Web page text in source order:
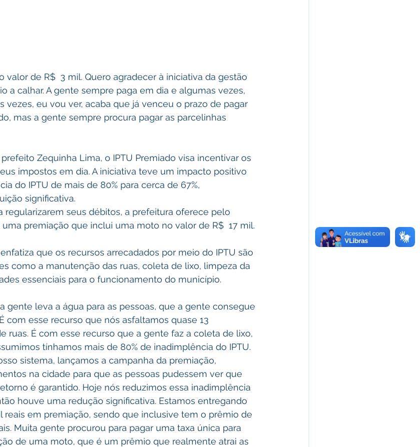
valor de R$  3 mil. Quero agradecer à iniciativa da gestão
a calhar. A gente sempre paga em dia e algumas vezes,
vezes, eu vou ver, acaba que já venceu o prazo de pagar
mas a gente sempre procura pagar as parcelinhas
Zequinha Lima, o IPTU Premiado visa incentivar os
impostos em dia. A iniciativa teve um impacto positivo
do IPTU de mais de 80% para cerca de 67%,
significativa.
regularizarem seus débitos, a prefeitura oferece pelo
premiação que inclui uma moto no valor de R$  17 mil.
que os recursos arrecadados por meio do IPTU são
como a manutenção das ruas, coleta de lixo, limpeza da
essenciais para o funcionamento do município.
gente leva a água para as pessoas, que a gente consegue
com esse recurso que nós asfaltamos quase 13
ruas. É com esse recurso que a gente faz a coleta de lixo,
tínhamos mais de 80% de inadimplência do IPTU.
sistema, lançamos a campanha da premiação,
na cidade para que as pessoas pudessem ver que
é garantido. Hoje nós reduzimos essa inadimplência
houve uma redução significativa. Estamos entregando
reais em premiação, sendo que inclusive tem o prêmio de
Muita gente procurou para pagar uma taxa única para
de uma moto, que é um prêmio que realmente atrai as